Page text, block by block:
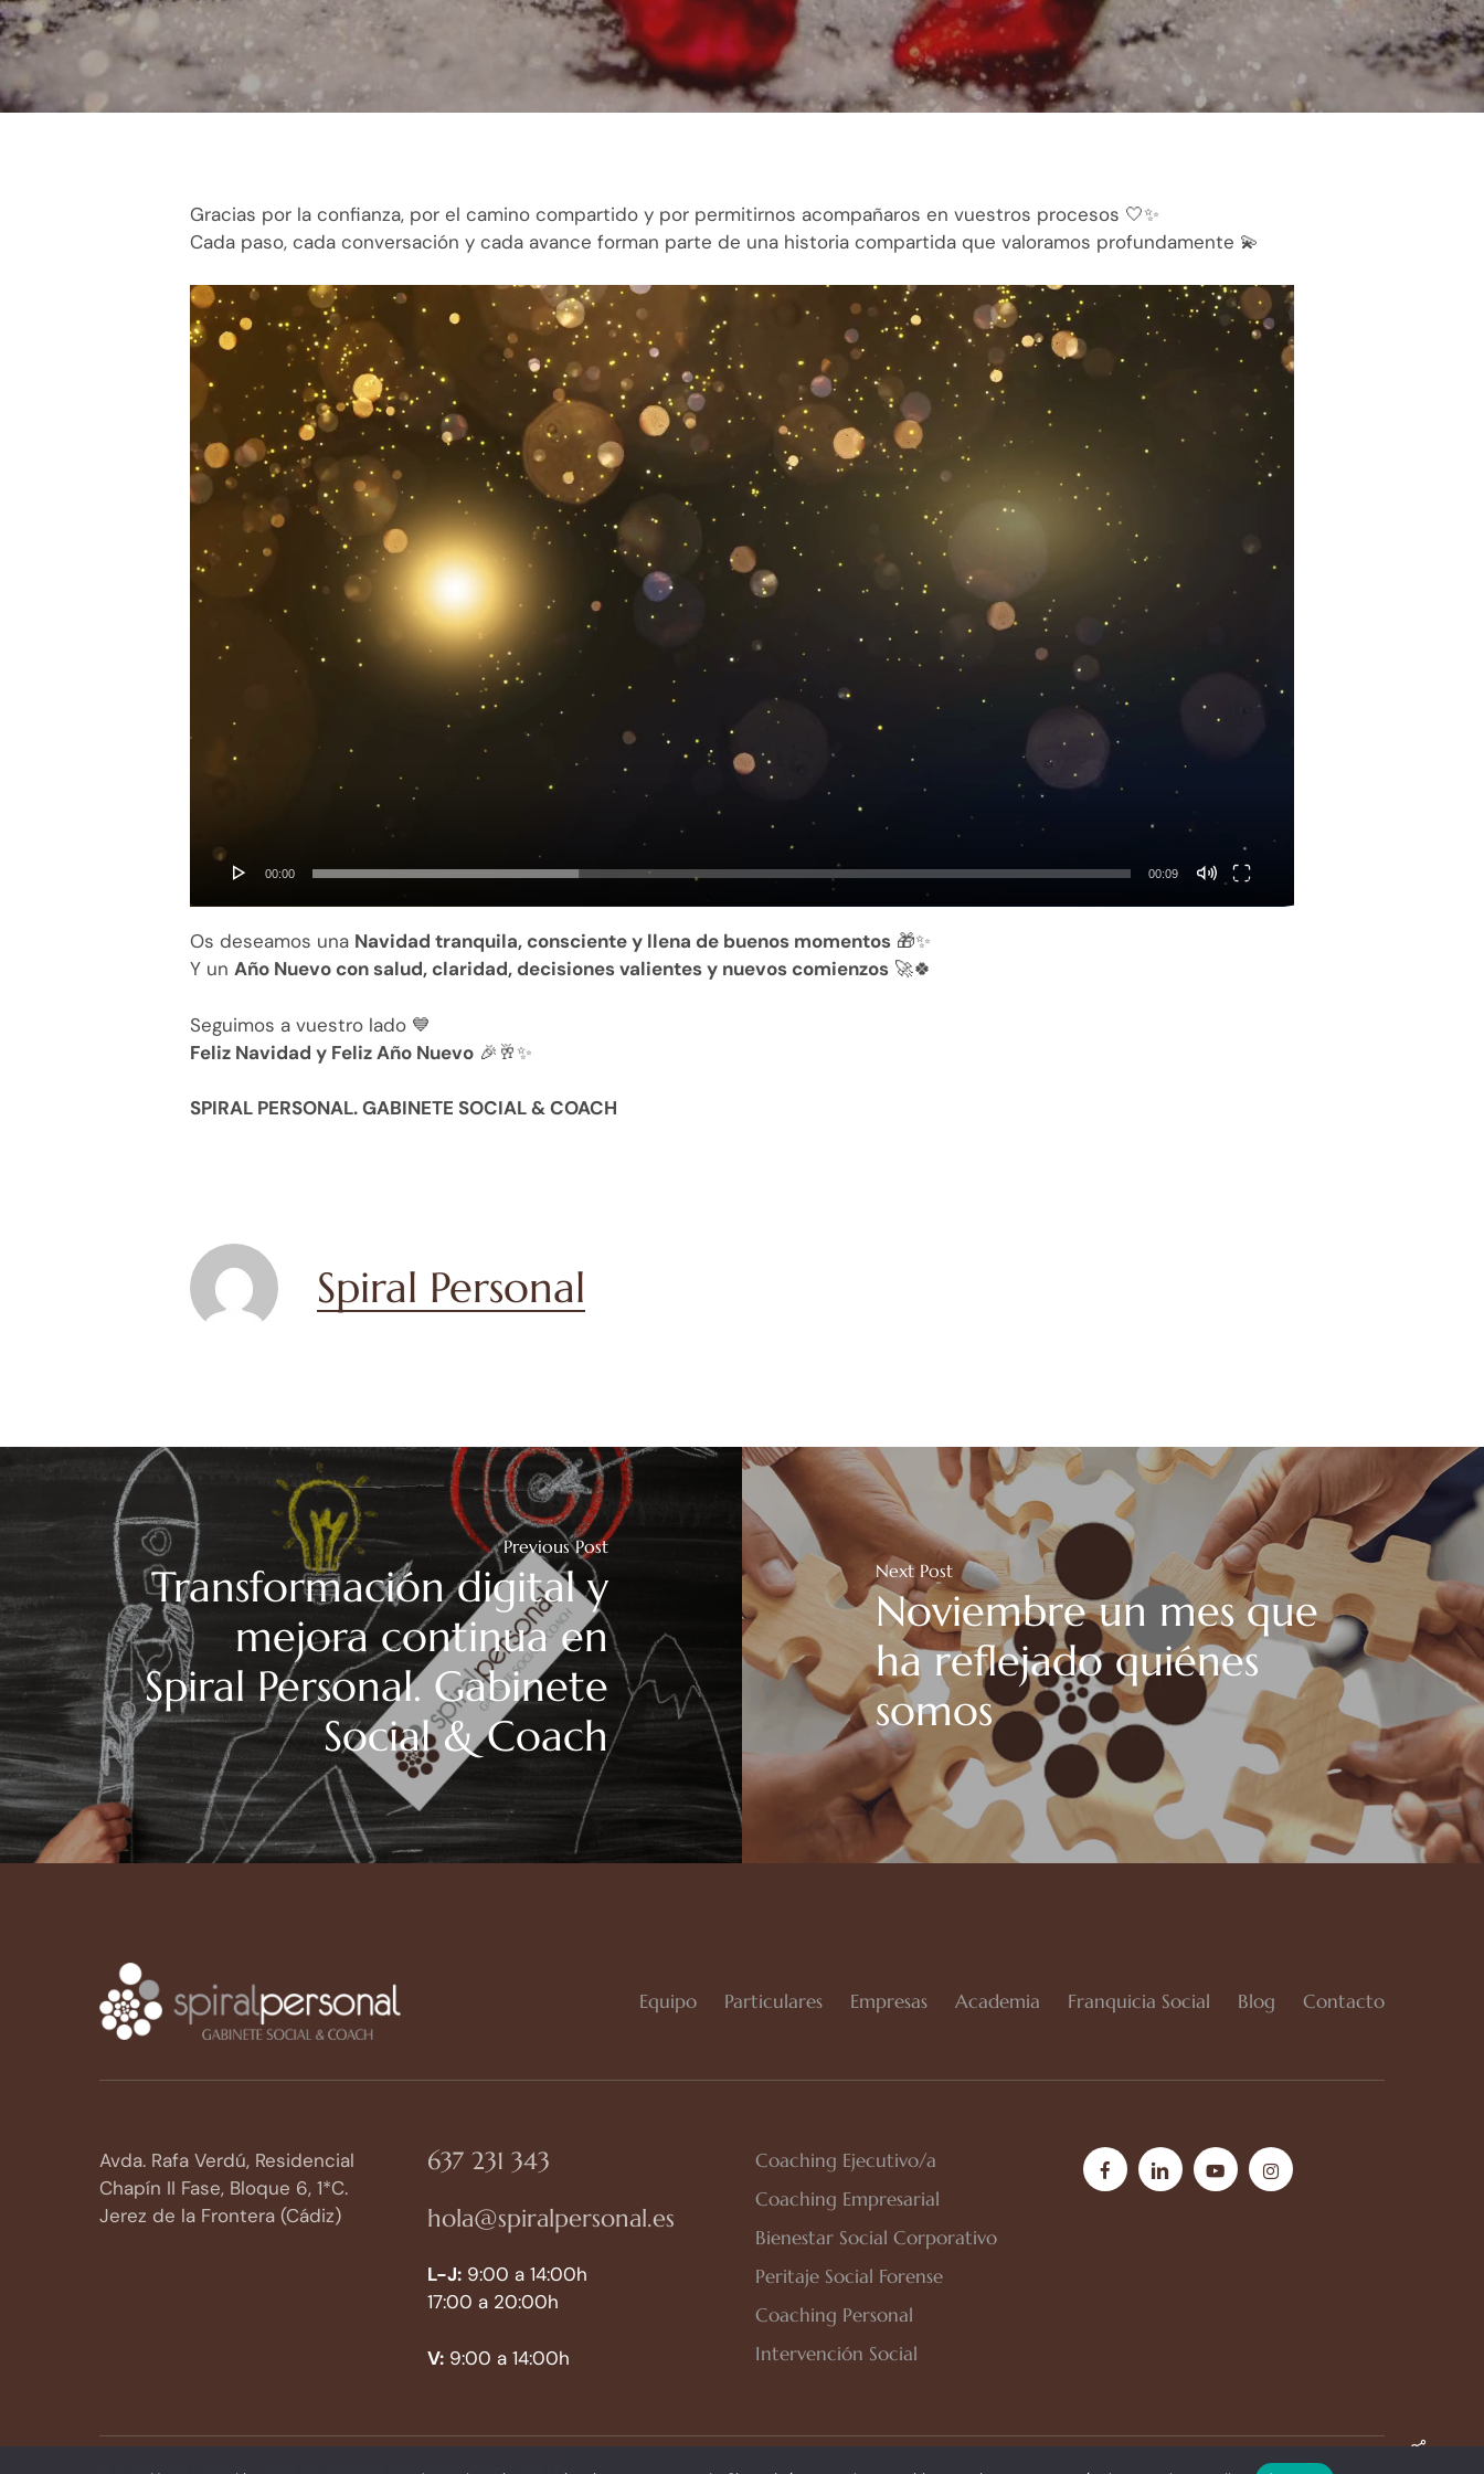
Gracias por la confianza, por el camino compartido y por permitirnos acompañaros en vuestros procesos 🤍✨
Cada paso, cada conversación y cada avance forman parte de una historia compartida que valoramos profundamente 💫
Reproductor
de
vídeo
00:00 00:09
Os deseamos una Navidad tranquila, consciente y llena de buenos momentos 🎁✨
Y un Año Nuevo con salud, claridad, decisiones valientes y nuevos comienzos 🚀🍀
Seguimos a vuestro lado 💙
Feliz Navidad y Feliz Año Nuevo 🎉🥂✨
SPIRAL PERSONAL. GABINETE SOCIAL & COACH
Spiral Personal
Previous Post
Transformación digital y
mejora continua en
Spiral Personal. Gabinete
Social & Coach
Next Post
Noviembre un mes que
ha reflejado quiénes
somos
Equipo Particulares Empresas Academia Franquicia Social Blog Contacto
Avda. Rafa Verdú, Residencial
Chapín II Fase, Bloque 6, 1*C.
Jerez de la Frontera (Cádiz)
637 231 343
hola@spiralpersonal.es
L-J: 9:00 a 14:00h
17:00 a 20:00h
V: 9:00 a 14:00h
Coaching Ejecutivo/a
Coaching Empresarial
Bienestar Social Corporativo
Peritaje Social Forense
Coaching Personal
Intervención Social
facebooklinkedinyoutubeinstagram
© 2026 Spiral Personal. Todos los derechos reservados. Aviso Legal Política de Privacidad Política de Cookies
Share